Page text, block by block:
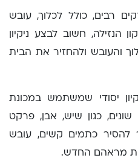
רבים, כולל לכלוך, עובש
הנזילה, חשוב לבצע ניקיון
והעובש ולהחזיר את הבית
יסודי שמשתמש במכונת
כגון שיש, אבן, פרקט
להסיר כתמים קשים, עובש
את מראהם החדש.